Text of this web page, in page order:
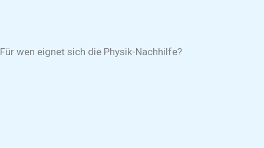
Für wen eignet sich die Physik-Nachhilfe?